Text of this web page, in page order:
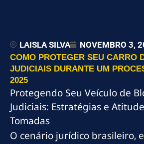
LAISLA SILVA NOVEMBRO 3,
COMO PROTEGER SEU CARRO
JUDICIAIS DURANTE UM
2025
Protegendo Seu Veículo de
Judiciais: Estratégias e
Tomadas
O cenário jurídico brasileiro,